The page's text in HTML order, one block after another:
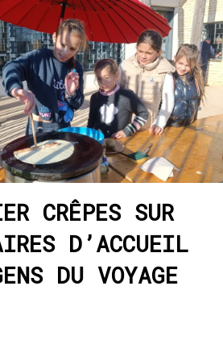
CRÊPES SUR
D’ACCUEIL
DU VOYAGE